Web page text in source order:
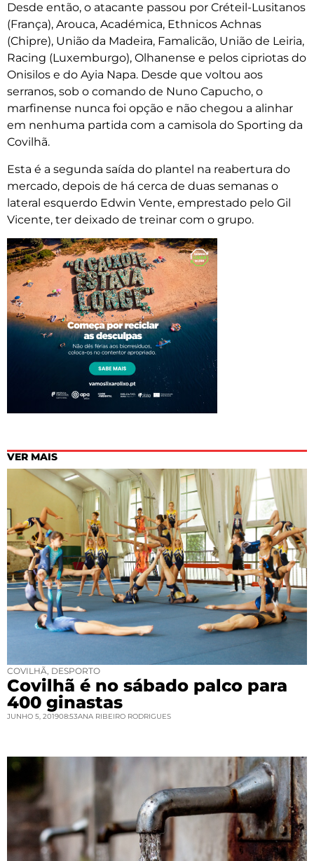
Desde então, o atacante passou por Créteil-Lusitanos
(França), Arouca, Académica, Ethnicos Achnas
(Chipre), União da Madeira, Famalicão, União de Leiria,
Racing (Luxemburgo), Olhanense e pelos cipriotas do
Onisilos e do Ayia Napa. Desde que voltou aos
serranos, sob o comando de Nuno Capucho, o
marfinense nunca foi opção e não chegou a alinhar
em nenhuma partida com a camisola do Sporting da
Covilhã.
Esta é a segunda saída do plantel na reabertura do
mercado, depois de há cerca de duas semanas o
lateral esquerdo Edwin Vente, emprestado pelo Gil
Vicente, ter deixado de treinar com o grupo.
VER MAIS
COVILHÃ, DESPORTO
Covilhã é no sábado palco para
400 ginastas
JUNHO 5, 201908:53ANA RIBEIRO RODRIGUES